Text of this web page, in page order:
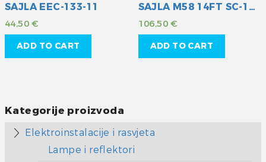
SAJLA EEC-133-11
44,50€
ADD TO CART
SAJLA M58 14FT SC-18-014
106,50€
ADD TO CART
Kategorije proizvoda
Elektroinstalacije i rasvjeta
Lampe i reflektori